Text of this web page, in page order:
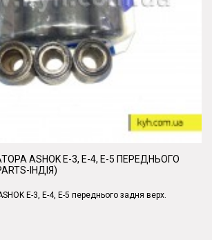
ASHOK Е-3, Е-4, Е-5 ПЕРЕДНЬОГО
ІНДІЯ)
Е-3, Е-4, Е-5 переднього задня верх.